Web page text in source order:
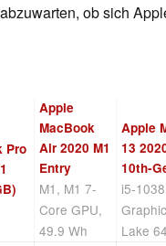
ob sich
Pro
Apple
MacBook
Air 2020 M1
Entry
M1, M1 7-
Core GPU,
49.9 Wh
Apple
13
10th-
i5-
Lake